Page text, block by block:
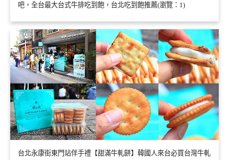
吧，全台最大台式牛排吃到飽，台北吃到飽推薦(瀏覽：1)
台北永康街東門站伴手禮【甜滿牛軋餅】韓國人來台必買台灣牛軋